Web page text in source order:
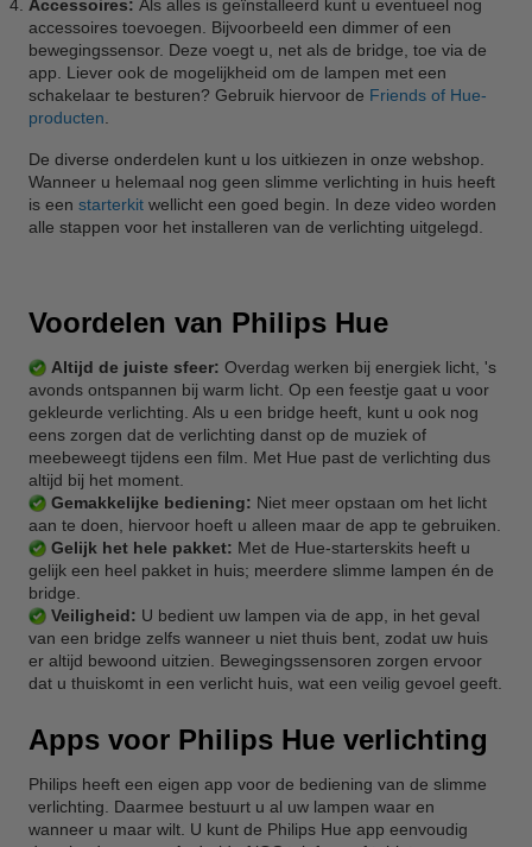
Accessoires: Als alles is geïnstalleerd kunt u eventueel nog
accessoires toevoegen. Bijvoorbeeld een dimmer of een
bewegingssensor. Deze voegt u, net als de bridge, toe via de
app. Liever ook de mogelijkheid om de lampen met een
schakelaar te besturen? Gebruik hiervoor de Friends of Hue-
producten
De diverse onderdelen kunt u los uitkiezen in onze webshop.
Wanneer u helemaal nog geen slimme verlichting in huis heeft
is een starterkit wellicht een goed begin. In deze video worden
alle stappen voor het installeren van de verlichting uitgelegd.
Voordelen van Philips Hue
Altijd de juiste sfeer: Overdag werken bij energiek licht, 's
avonds ontspannen bij warm licht. Op een feestje gaat u voor
gekleurde verlichting. Als u een bridge heeft, kunt u ook nog
eens zorgen dat de verlichting danst op de muziek of
meebeweegt tijdens een film. Met Hue past de verlichting dus
altijd bij het moment.
Gemakkelijke bediening: Niet meer opstaan om het licht
aan te doen, hiervoor hoeft u alleen maar de app te gebruiken.
Gelijk het hele pakket: Met de Hue-starterskits heeft u
gelijk een heel pakket in huis; meerdere slimme lampen én de
bridge.
Veiligheid: U bedient uw lampen via de app, in het geval
van een bridge zelfs wanneer u niet thuis bent, zodat uw huis
er altijd bewoond uitzien. Bewegingssensoren zorgen ervoor
dat u thuiskomt in een verlicht huis, wat een veilig gevoel geeft.
Apps voor Philips Hue verlichting
Philips heeft een eigen app voor de bediening van de slimme
verlichting. Daarmee bestuurt u al uw lampen waar en
wanneer u maar wilt. U kunt de Philips Hue app eenvoudig